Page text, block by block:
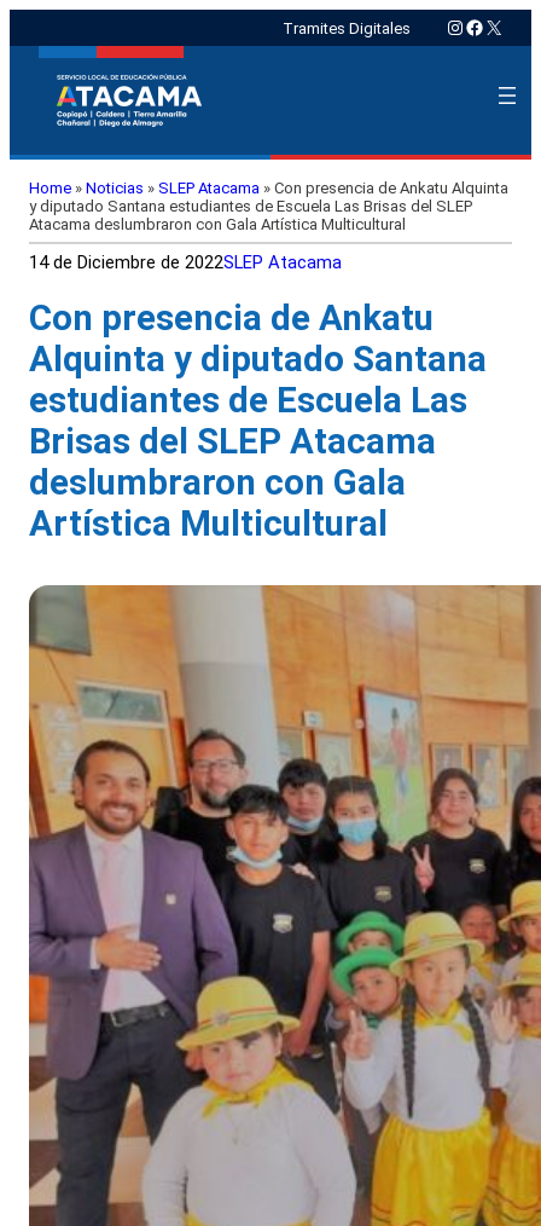
Tramites Digitales Instagram
X
Home » Noticias » SLEP Atacama » Con presencia de Ankatu Alquinta
y diputado Santana estudiantes de Escuela Las Brisas del SLEP
Atacama deslumbraron con Gala Artística Multicultural
14 de Diciembre de 2022SLEP Atacama
Con presencia de Ankatu
Alquinta y diputado Santana
estudiantes de Escuela Las
Brisas del SLEP Atacama
deslumbraron con Gala
Artística Multicultural